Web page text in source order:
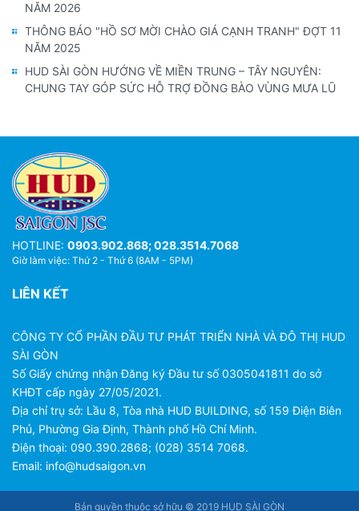
NĂM 2026
THÔNG BÁO "HỒ SƠ MỜI CHÀO GIÁ CẠNH TRANH" ĐỢT 11
NĂM 2025
HUD SÀI GÒN HƯỚNG VỀ MIỀN TRUNG – TÂY NGUYÊN:
CHUNG TAY GÓP SỨC HỖ TRỢ ĐỒNG BÀO VÙNG MƯA LŨ
HOTLINE: 0903.902.868; 028.3514.7068
Giờ làm việc: Thứ 2 - Thứ 6 (8AM - 5PM)
LIÊN KẾT
CÔNG TY CỔ PHẦN ĐẦU TƯ PHÁT TRIỂN NHÀ VÀ ĐÔ THỊ HUD
SÀI GÒN
Số Giấy chứng nhận Đăng ký Đầu tư số 0305041811 do sở
KHĐT cấp ngày 27/05/2021.
Địa chỉ trụ sở: Lầu 8, Tòa nhà HUD BUILDING, số 159 Điện Biên
Phủ, Phường Gia Định, Thành phố Hồ Chí Minh.
Điện thoại: 090.390.2868; (028) 3514 7068.
Email: info@hudsaigon.vn
Bản quyền thuộc sở hữu © 2019 HUD SÀI GÒN